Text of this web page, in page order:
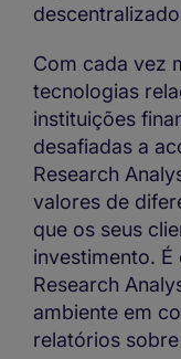
Com cada vez
tecnologias
instituições
desafiadas a
Research
valores de
que os seus
investimento.
Research
ambiente em
relatórios